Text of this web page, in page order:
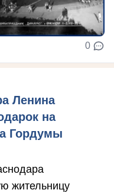
0
Ленина
на
Гордумы
жительницу